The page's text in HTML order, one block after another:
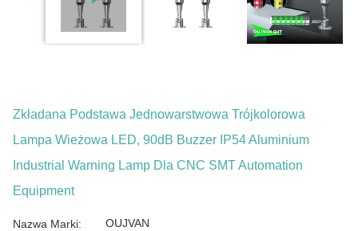
Zkładana Podstawa Jednowarstwowa Trójkolorowa
Lampa Wieżowa LED, 90dB Buzzer IP54 Aluminium
Industrial Warning Lamp Dla CNC SMT Automation
Equipment
Nazwa Marki: OUJVAN